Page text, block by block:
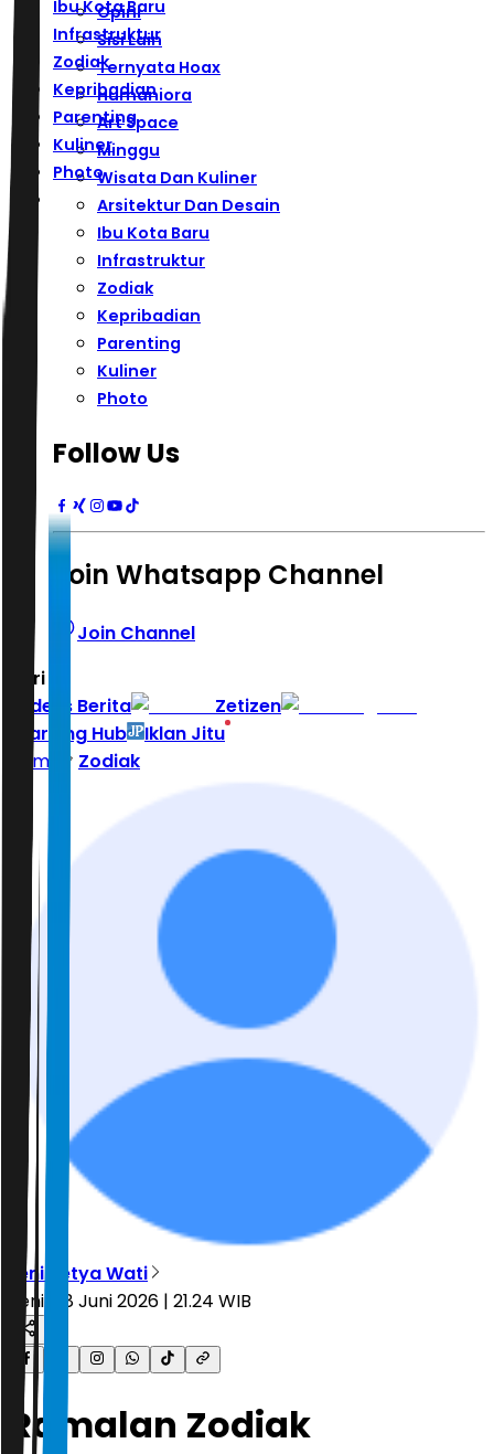
Ibu Kota Baru
Infrastruktur
Zodiak
Kepribadian
Parenting
Kuliner
Photo
Opini
Sisi Lain
Ternyata Hoax
Humaniora
Art Space
Minggu
Wisata Dan Kuliner
Arsitektur Dan Desain
Ibu Kota Baru
Infrastruktur
Zodiak
Kepribadian
Parenting
Kuliner
Photo
Follow Us
Join Whatsapp Channel
Join Channel
Hari ini
Indeks Berita
Zetizen
Learning Hub
Iklan Jitu
Home
Zodiak
Leni Setya Wati
Senin, 8 Juni 2026 | 21.24 WIB
Ramalan Zodiak